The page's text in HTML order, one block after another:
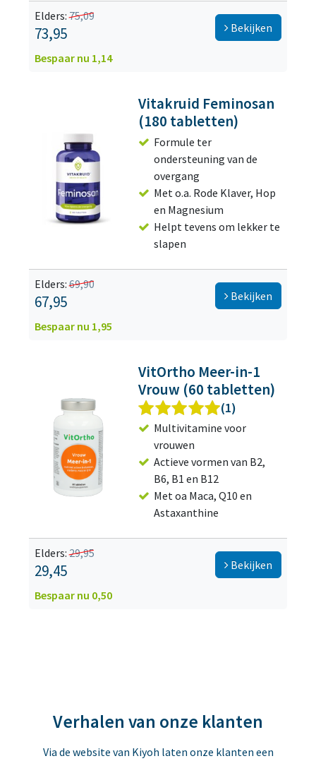
Elders:75,09
73,95
Bespaar nu 1,14
Bekijken
Vitakruid Feminosan
(180 tabletten)
Formule ter
ondersteuning van de
overgang
Met o.a. Rode Klaver, Hop
en Magnesium
Helpt tevens om lekker te
slapen
Elders:69,90
67,95
Bespaar nu 1,95
Bekijken
VitOrtho Meer-in-1
Vrouw (60 tabletten)
(1)
Multivitamine voor
vrouwen
Actieve vormen van B2,
B6, B1 en B12
Met oa Maca, Q10 en
Astaxanthine
Elders:29,95
29,45
Bespaar nu 0,50
Bekijken
Verhalen van onze klanten
Via de website van Kiyoh laten onze klanten een